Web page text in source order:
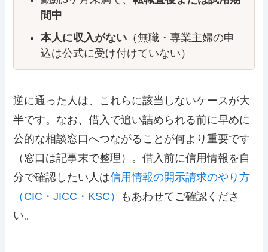
間中
本人に収入がない （無職・専業主婦の申
込は公式に受け付けていない）
逆に通った人は、これらに該当しないケースが大
半です。なお、借入で追い詰められる前に早めに
公的な相談窓口へつながることが何より重要です
（窓口は記事末で整理）。借入前に信用情報を自
分で確認したい人は信用情報の開示請求のやり方
（CIC・JICC・KSC）
もあわせてご確認くださ
い。